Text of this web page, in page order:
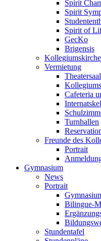
Spirit
Spirit
Spirit of
GecKo
Brigensis
Kollegiumskirche
Vermietung
Theatersaal
Cafeteria
Turnhallen
Freunde des
Portrait
Gymnasium
News
Portrait
Bilingue-
Stundentafel